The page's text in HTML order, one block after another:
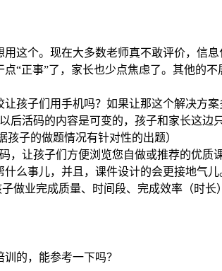
这个。现在大多数老师真不敢评价，信
“正事”了，家长也少点焦虑了。其他的不
孩子们用手机吗？如果让那这个解决方案
后活码的内容是可变的，孩子和家长这
子的做题情况有针对性的出题）
，让孩子们方便浏览您自做或推荐的优
么事儿，并且，课件设计的会更接地气儿
做业完成质量、时间段、完成效率（时
的，能参考一下吗？